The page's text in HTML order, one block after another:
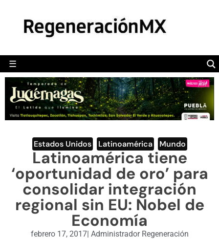
☰
POLÍTICA
CAMALEÓN
OPINIÓN
DEPORTES
ENGLISH SECTION
VIDEOS
Estados Unidos Latinoamérica Mundo
Latinoamérica tiene
‘oportunidad de oro’ para
consolidar integración
regional sin EU: Nobel de
Economía
febrero 17, 2017| Administrador Regeneración